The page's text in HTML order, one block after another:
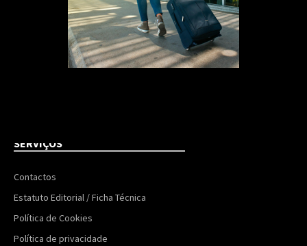
SERVIÇOS
Contactos
Estatuto Editorial / Ficha Técnica
Política de Cookies
Política de privacidade